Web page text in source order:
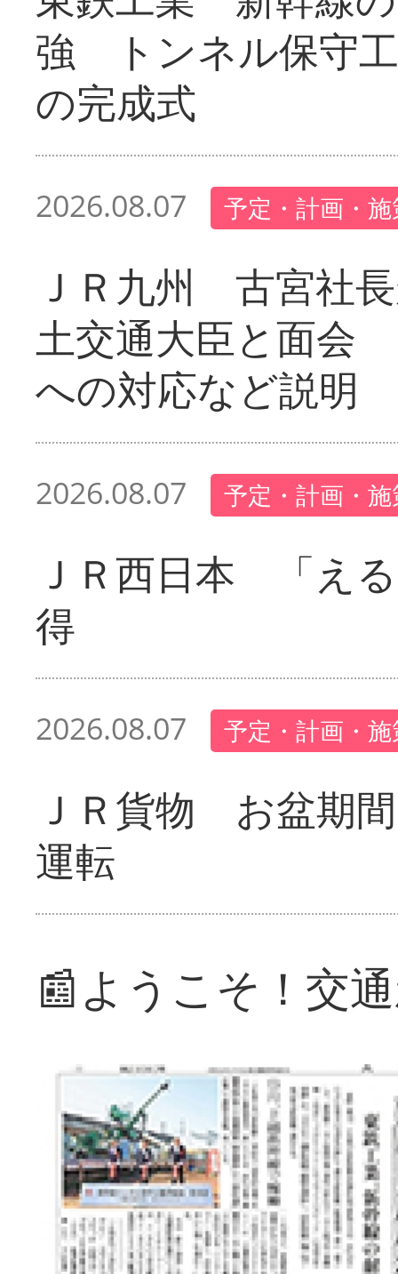
強 トンネル保守
の完成式
2026.08.07 予定・計画・
ＪＲ九州 古宮社
土交通大臣と面会
への対応など説明
2026.08.07 予定・計画・
ＪＲ西日本 「え
得
2026.08.07 予定・計画・
ＪＲ貨物 お盆期
運転
📰ようこそ！交